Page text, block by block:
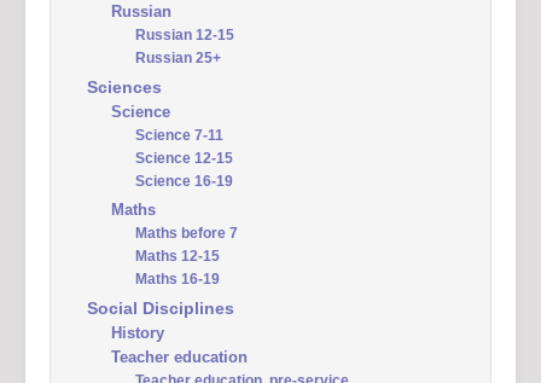
Russian
Russian 12-15
Russian 25+
Sciences
Science
Science 7-11
Science 12-15
Science 16-19
Maths
Maths before 7
Maths 12-15
Maths 16-19
Social Disciplines
History
Teacher education